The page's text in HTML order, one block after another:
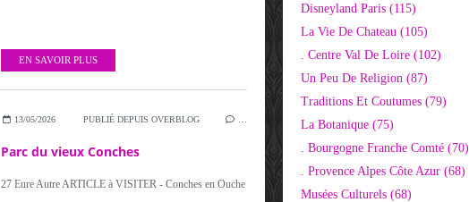
EN SAVOIR PLUS
13/05/2026 PUBLIÉ DEPUIS OVERBLOG
Parc du vieux Conches
27 Eure Autre ARTICLE à VISITER - Conches en Ouche
Disneyland Paris (115)
La Vie De Chateau (105)
. Centre Val De Loire (102)
Un Peu De Religion (87)
Traditions Et Coutumes (79)
La Botanique (75)
. Bourgogne Franche Comté (70)
. Provence Alpes Côte Azur (68)
Musées Culturels (68)